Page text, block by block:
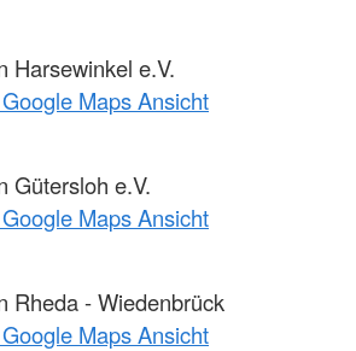
Harsewinkel e.V.
Maps Ansicht
Gütersloh e.V.
Maps Ansicht
Rheda - Wiedenbrück
Maps Ansicht